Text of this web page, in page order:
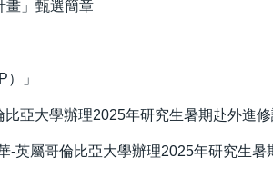
畫」甄選簡章
」
亞大學辦理2025年研究生暑期赴外進
-英屬哥倫比亞大學辦理2025年研究生暑